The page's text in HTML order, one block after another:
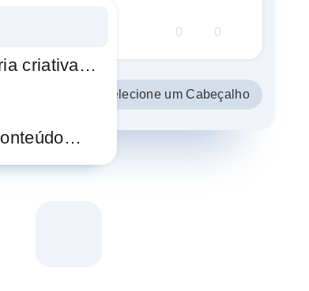
criativa…
0 0
Selecione um Cabeçalho